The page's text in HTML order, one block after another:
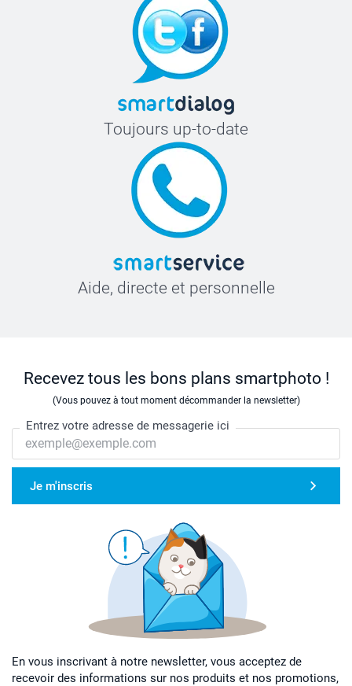
Toujours up-to-date
Aide, directe et personnelle
Recevez tous les bons plans smartphoto !
(Vous pouvez à tout moment décommander la newsletter)
Entrez votre adresse de messagerie ici
Je m'inscris
En vous inscrivant à notre newsletter, vous acceptez de
recevoir des informations sur nos produits et nos promotions,